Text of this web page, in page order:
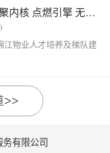
串讲和一轮轮的复习备
们沉着冷静，基本发挥
有的实力。最终，三个工
等奖1名，三等奖3名，优
区，公司人力行政部及品
一时间组织各工种开展
行系统化的梳理和总
行转化分享，对标竞赛
间充电，勿飞线充电。汽
火机、罐装喷剂、香水、
爆物品，定期检测更换
期对车辆维护保养。不要
吸烟，烟头要及时放到
电蚊香时应注意用电安
电源，防止因长期通电
在发热的电蚊拍附近不
近明火、也不要在高温
优秀组织奖”西安锦江物
郭小龙荣获技能竞赛“一
业张国刚、谷展荣获技能
安锦江物业惠张瑜、张盼
亚、李强、贺鑫磊、李国
别荣获技能竞赛“优秀
卓越服务的时代，西安锦
水平和服务质量，西安
会“优秀项目经理”称
总结成绩，表彰优秀，
彰这一年在物业管理行业
放出熠熠光辉的精英
瑞高江、齐瑞是西安锦
项目经理的缩影，他们代
业团结奋进、诚信奉献、
，西安锦江物业将以他
，激励全体员工砥砺奋
激励赋能 凝聚内核 点燃引擎 无往不利
江物业人才培养及梯队建
和服务质量，有目的、有
备及培育，大力培养核
“激励赋能 凝聚内核 点
>>
有限公司